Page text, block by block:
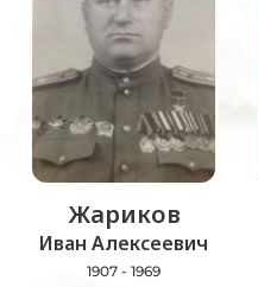
Жариков
Иван Алексеевич
1907 - 1969